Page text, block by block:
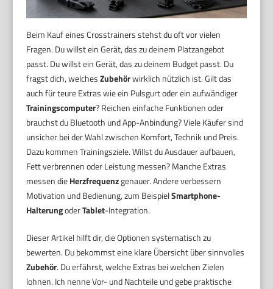
Beim Kauf eines Crosstrainers stehst du oft vor vielen
Fragen. Du willst ein Gerät, das zu deinem Platzangebot
passt. Du willst ein Gerät, das zu deinem Budget passt. Du
fragst dich, welchesZubehörwirklich nützlich ist. Gilt das
auch für teure Extras wie ein Pulsgurt oder ein aufwändiger
Trainingscomputer? Reichen einfache Funktionen oder
brauchst du Bluetooth und App-Anbindung? Viele Käufer sind
unsicher bei der Wahl zwischen Komfort, Technik und Preis.
Dazu kommen Trainingsziele. Willst du Ausdauer aufbauen,
Fett verbrennen oder Leistung messen? Manche Extras
messen dieHerzfrequenzgenauer. Andere verbessern
Motivation und Bedienung, zum BeispielSmartphone-
HalterungoderTablet-Integration.
Dieser Artikel hilft dir, die Optionen systematisch zu
bewerten. Du bekommst eine klare Übersicht über sinnvolles
Zubehör. Du erfährst, welche Extras bei welchen Zielen
lohnen. Ich nenne Vor- und Nachteile und gebe praktische